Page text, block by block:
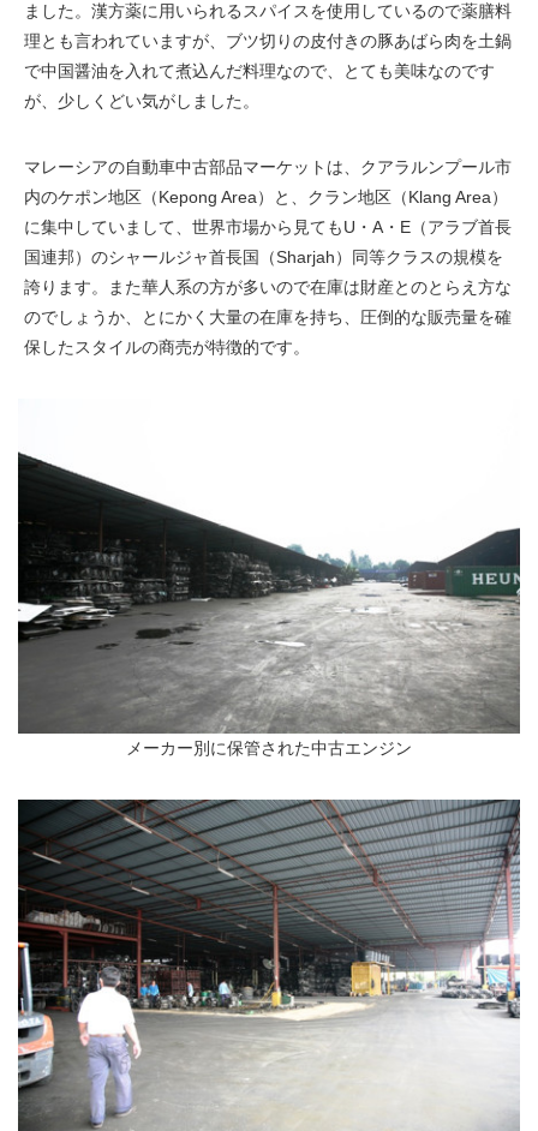
ました。漢方薬に用いられるスパイスを使用しているので薬膳料
理とも言われていますが、ブツ切りの皮付きの豚あばら肉を土鍋
で中国醤油を入れて煮込んだ料理なので、とても美味なのです
が、少しくどい気がしました。
マレーシアの自動車中古部品マーケットは、クアラルンプール市
内のケポン地区（Kepong Area）と、クラン地区（Klang Area）
に集中していまして、世界市場から見てもU・A・E（アラブ首長
国連邦）のシャールジャ首長国（Sharjah）同等クラスの規模を
誇ります。また華人系の方が多いので在庫は財産とのとらえ方な
のでしょうか、とにかく大量の在庫を持ち、圧倒的な販売量を確
保したスタイルの商売が特徴的です。
メーカー別に保管された中古エンジン